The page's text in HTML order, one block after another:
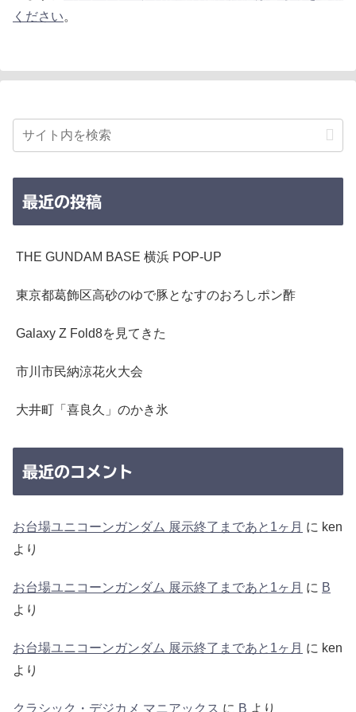
ください。
最近の投稿
THE GUNDAM BASE 横浜 POP-UP
東京都葛飾区高砂のゆで豚となすのおろしポン酢
Galaxy Z Fold8を見てきた
市川市民納涼花火大会
大井町「喜良久」のかき氷
最近のコメント
お台場ユニコーンガンダム 展示終了まであと1ヶ月 に ken
より
お台場ユニコーンガンダム 展示終了まであと1ヶ月 に B
より
お台場ユニコーンガンダム 展示終了まであと1ヶ月 に ken
より
クラシック・デジカメ マニアックス に B より